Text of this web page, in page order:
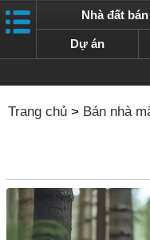
Nhà đất bán
Dự án
Trang chủ > Bán nhà